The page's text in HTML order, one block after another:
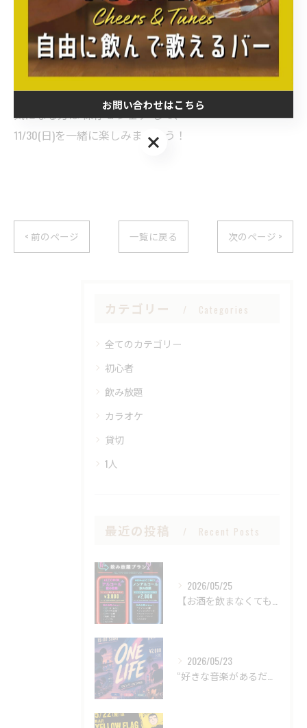
この日がきっかけで“あなたの居場所”が増えますよう
に。
気になる方は 保存 & シェア して、
11/30(日)を一緒に楽しみましょう！
< 前のページ 一覧に戻る 次のページ >
カテゴリー Categories
全てのカテゴリー
初心者
飲み放題
カラオケ
貸切
1人
最近の投稿 Recent Posts
2026/05/25
【お酒を飲まなくても、BARは楽しめる。
2026/05/23
“好きな音楽があるだけで、
お問い合わせはこちら
お問い合わせはこちら